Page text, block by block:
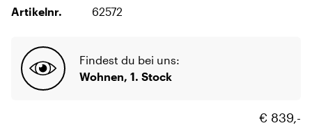
Artikelnr. 62572
Findest du bei uns:
Wohnen, 1. Stock
€ 839,-